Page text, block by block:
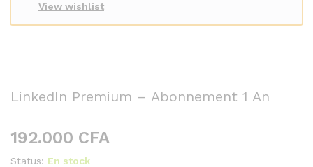
View wishlist
LinkedIn Premium – Abonnement 1 An
192.000 CFA
Status: En stock